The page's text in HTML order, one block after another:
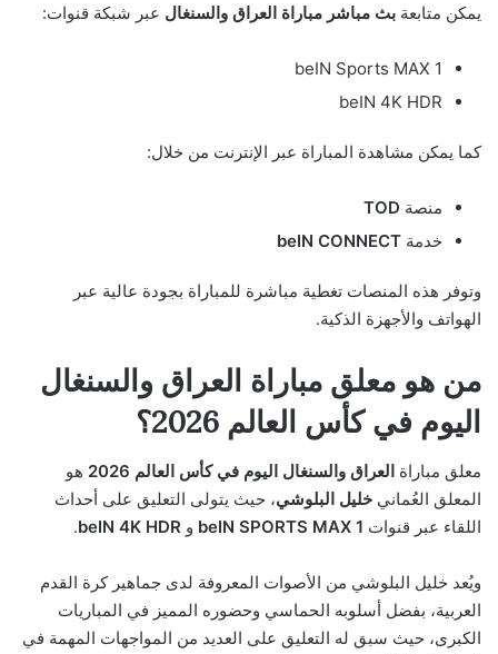
يمكن متابعة بث مباشر مباراة العراق والسنغال عبر شبكة قنوات:
beIN Sports MAX 1
beIN 4K HDR
كما يمكن مشاهدة المباراة عبر الإنترنت من خلال:
منصة TOD
خدمة beIN CONNECT
وتوفر هذه المنصات تغطية مباشرة للمباراة بجودة عالية عبر
الهواتف والأجهزة الذكية.
من هو معلق مباراة العراق والسنغال
اليوم في كأس العالم 2026؟
معلق مباراة العراق والسنغال اليوم في كأس العالم 2026
هو
المعلق العُماني خليل البلوشي، حيث يتولى التعليق على أحداث
اللقاء عبر قنوات beIN SPORTS MAX 1 و beIN 4K HDR
.
ويُعد خليل البلوشي من الأصوات المعروفة لدى جماهير كرة القدم
العربية، بفضل أسلوبه الحماسي وحضوره المميز في المباريات
الكبرى، حيث سبق له التعليق على العديد من المواجهات المهمة في